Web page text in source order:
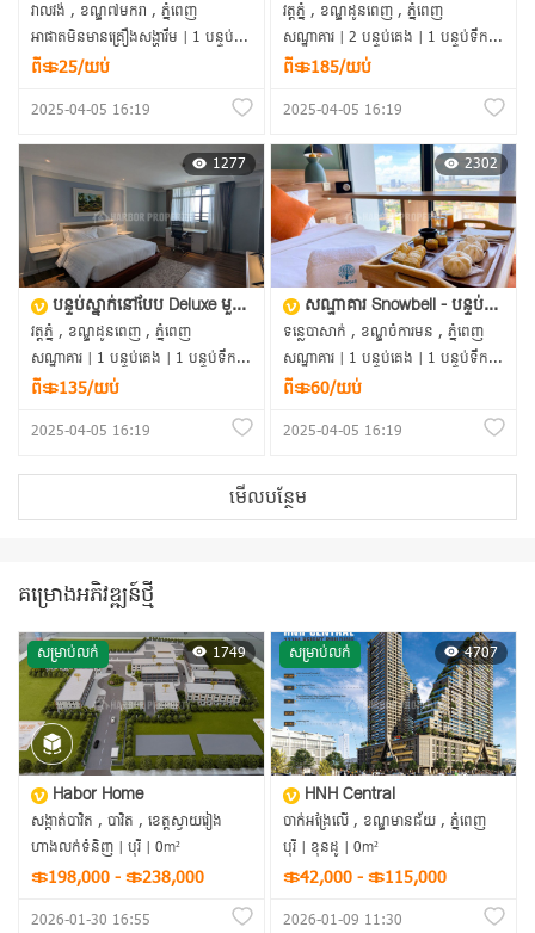
វាលវង់ , ខណ្ឌ៧មករា , ភ្នំពេញ
អាផាតមិនមានគ្រឿងសង្ហារឹម | 1 បន្ទប់គេង | 1 បន្ទប់ទឹក | 48m²
ពី＄25/យប់
2025-04-05 16:19
វត្តភ្នំ , ខណ្ឌដូនពេញ , ភ្នំពេញ
សណ្ឋាគារ | 2 បន្ទប់គេង | 1 បន្ទប់ទឹក | 60m²
ពី＄185/យប់
2025-04-05 16:19
1277
បន្ទប់ស្នាក់នៅបែប Deluxe មួយបន្ទប់គេង នៅ Wyndham Grand Phnom Penh Capital
វត្តភ្នំ , ខណ្ឌដូនពេញ , ភ្នំពេញ
សណ្ឋាគារ | 1 បន្ទប់គេង | 1 បន្ទប់ទឹក | 47m²
ពី＄135/យប់
2025-04-05 16:19
2302
សណ្ឋាគារ Snowbell - បន្ទប់គ្រែពីរធំប្រណីត
ទន្លេបាសាក់ , ខណ្ឌចំការមន , ភ្នំពេញ
សណ្ឋាគារ | 1 បន្ទប់គេង | 1 បន្ទប់ទឹក | 32m²
ពី＄60/យប់
2025-04-05 16:19
មើលបន្ថែម
គម្រោងអភិវឌ្ឍន៍ថ្មី
សម្រាប់លក់ 1749
Habor Home
សង្កាត់បាវិត , បាវិត , ខេត្តស្វាយរៀង
ហាងលក់ទំនិញ | បុរី | 0m²
＄198,000 - ＄238,000
2026-01-30 16:55
សម្រាប់លក់ 4707
HNH Central
ចាក់អង្រែលើ , ខណ្ឌមានជ័យ , ភ្នំពេញ
បុរី | ខុនដូ | 0m²
＄42,000 - ＄115,000
2026-01-09 11:30